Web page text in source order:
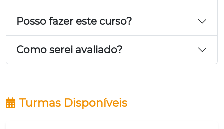
Posso fazer este curso?
Como serei avaliado?
Turmas Disponíveis